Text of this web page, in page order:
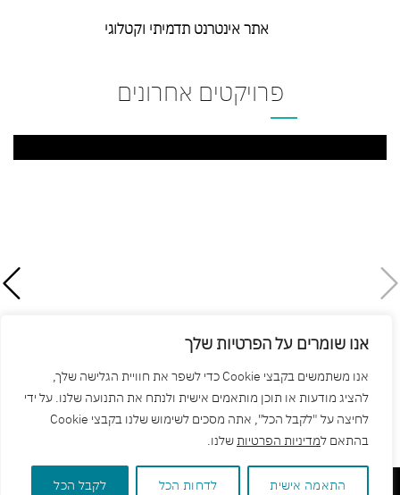
אנו שומרים על הפרטיות שלך
אנו משתמשים בקבצי Cookie כדי לשפר את חוויית הגלישה שלך,
להציג מודעות או תוכן מותאמים אישית ולנתח את התנועה שלנו. על ידי
לחיצה על "לקבל הכל", אתה מסכים לשימוש שלנו בקבצי Cookie
בהתאם למדיניות הפרטיותשלנו.
התאמה אישית לדחות הכל לקבל הכל
אתר אינטרנט תדמיתי וקטלוגי
פרויקטים אחרונים